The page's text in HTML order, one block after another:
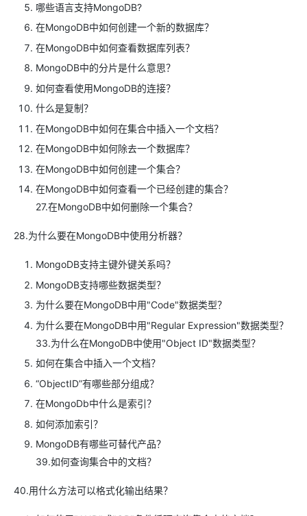
哪些语言支持MongoDB?
在MongoDB中如何创建一个新的数据库？
在MongoDB中如何查看数据库列表？
MongoDB中的分片是什么意思？
如何查看使用MongoDB的连接？
什么是复制？
在MongoDB中如何在集合中插入一个文档？
在MongoDB中如何除去一个数据库？
在MongoDB中如何创建一个集合？
在MongoDB中如何查看一个已经创建的集合？
27.在MongoDB中如何删除一个集合？
28.为什么要在MongoDB中使用分析器？
MongoDB支持主键外键关系吗？
MongoDB支持哪些数据类型？
为什么要在MongoDB中用"Code"数据类型？
为什么要在MongoDB中用"Regular Expression"数据类型？
33.为什么在MongoDB中使用"Object ID"数据类型？
如何在集合中插入一个文档？
“ObjectID”有哪些部分组成？
在MongoDb中什么是索引？
如何添加索引？
MongoDB有哪些可替代产品？
39.如何查询集合中的文档？
40.用什么方法可以格式化输出结果？